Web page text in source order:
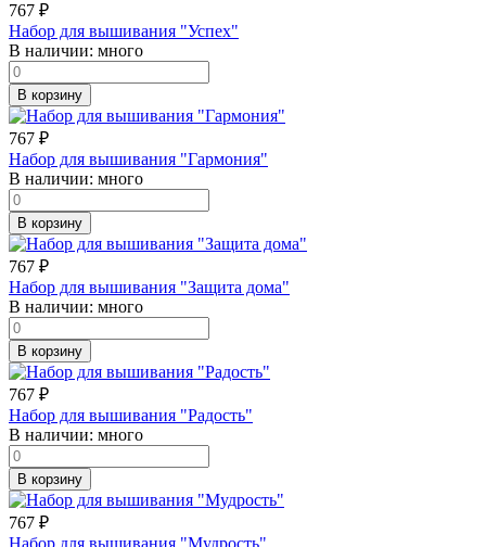
767 ₽
Набор для вышивания "Успех"
В наличии: много
В корзину
767 ₽
Набор для вышивания "Гармония"
В наличии: много
В корзину
767 ₽
Набор для вышивания "Защита дома"
В наличии: много
В корзину
767 ₽
Набор для вышивания "Радость"
В наличии: много
В корзину
767 ₽
Набор для вышивания "Мудрость"